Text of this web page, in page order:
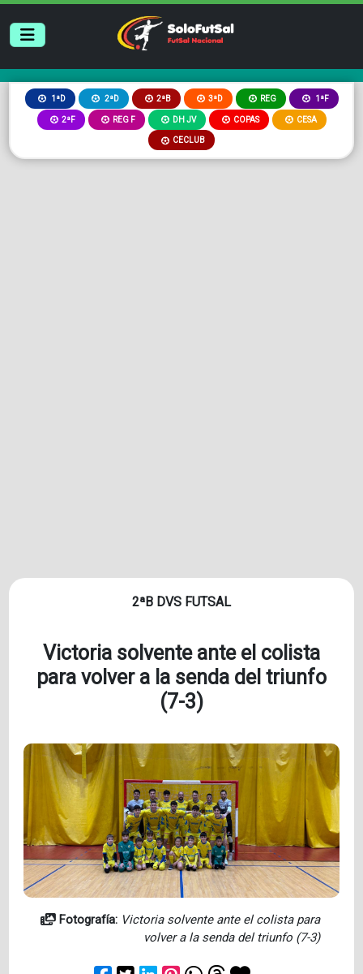
1ªD 2ªD 2ªB 3ªD REG 1ªF
2ªF REG F DH JV COPAS CESA
CECLUB
2ªB DVS FUTSAL
Victoria solvente ante el colista
para volver a la senda del triunfo
(7-3)
Fotografía: Victoria solvente ante el colista para
volver a la senda del triunfo (7-3)